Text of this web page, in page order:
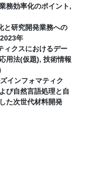
務効率化のポイント,
と研究開発業務への
年
ィクスにおけるデー
用法(仮題), 技術情報
インフォマティク
び自然言語処理と自
た次世代材料開発